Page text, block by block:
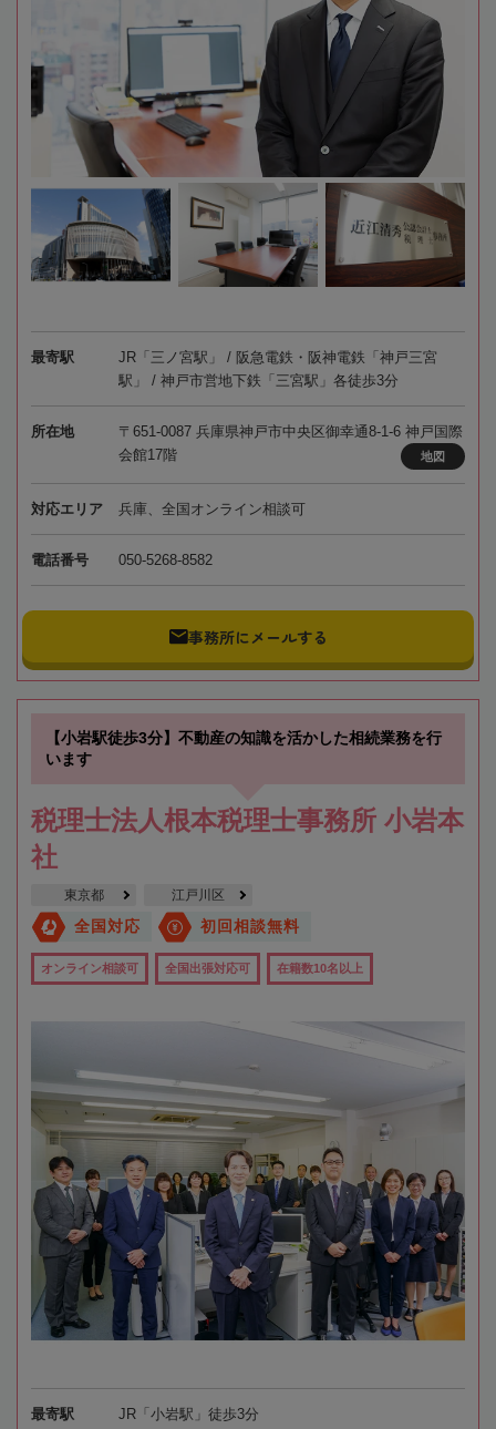
最寄駅
JR「三ノ宮駅」 / 阪急電鉄・阪神電鉄「神戸三宮
駅」 / 神戸市営地下鉄「三宮駅」各徒歩3分
所在地
〒651-0087 兵庫県神戸市中央区御幸通8-1-6 神戸国際
会館17階
地図
対応エリア 兵庫、全国オンライン相談可
電話番号 050-5268-8582
事務所にメールする
【小岩駅徒歩3分】不動産の知識を活かした相続業務を行
います
税理士法人根本税理士事務所 小岩本
社
東京都 江戸川区
全国対応 初回相談無料
オンライン相談可 全国出張対応可 在籍数10名以上
最寄駅 JR「小岩駅」徒歩3分